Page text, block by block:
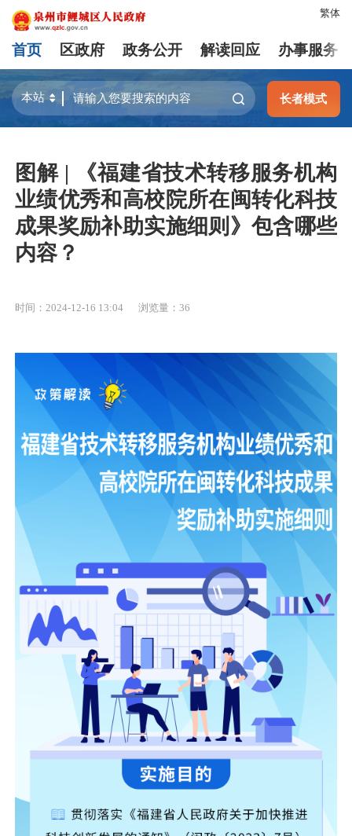
繁体
首页 区政府 政务公开 解读回应 办事服务
长者模式
图解 | 《福建省技术转移服务机构
业绩优秀和高校院所在闽转化科技
成果奖励补助实施细则》包含哪些
内容？
时间：2024-12-16 13:04 浏览量： 36